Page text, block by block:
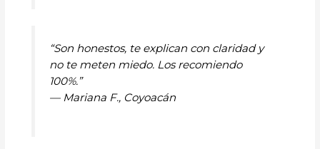
“Son honestos, te explican con claridad y
no te meten miedo. Los recomiendo
100%.”
— Mariana F., Coyoacán